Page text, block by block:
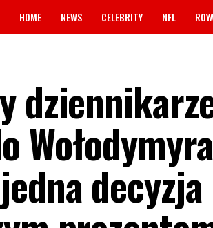
HOME NEWS CELEBRITY NFL